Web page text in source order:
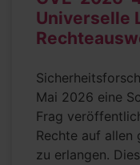
Universelle
Mai 2026 eine
Frag
Rechte auf allen
zu erlangen.